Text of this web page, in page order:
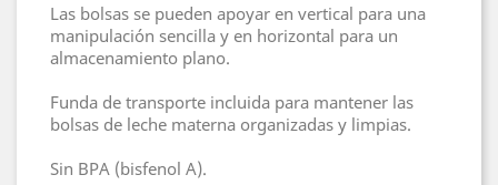
Las bolsas se pueden apoyar en vertical para una
manipulación sencilla y en horizontal para un
almacenamiento plano.
Funda de transporte incluida para mantener las
bolsas de leche materna organizadas y limpias.
Sin BPA (bisfenol A).